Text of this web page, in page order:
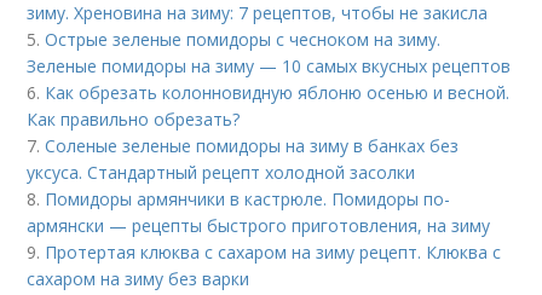
зиму. Хреновина на зиму: 7 рецептов, чтобы не закисла
5.Острые зеленые помидоры с чесноком на зиму.
Зеленые помидоры на зиму — 10 самых вкусных рецептов
6. Как обрезать колонновидную яблоню осенью и весной.
Как правильно обрезать?
7.Соленые зеленые помидоры на зиму в банках без
уксуса. Стандартный рецепт холодной засолки
8. Помидоры армянчики в кастрюле. Помидоры по-
армянски — рецепты быстрого приготовления, на зиму
9. Протертая клюква с сахаром на зиму рецепт. Клюква с
сахаром на зиму без варки